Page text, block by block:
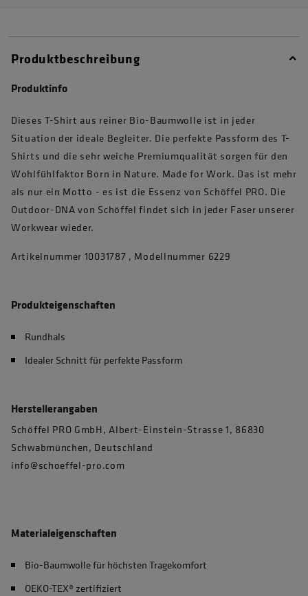
Produktbeschreibung
Produktinfo
Dieses T-Shirt aus reiner Bio-Baumwolle ist in jeder
Situation der ideale Begleiter. Die perfekte Passform des T-
Shirts und die sehr weiche Premiumqualität sorgen für den
Wohlfühlfaktor Born in Nature. Made for Work. Das ist mehr
als nur ein Motto - es ist die Essenz von Schöffel PRO. Die
Outdoor-DNA von Schöffel findet sich in jeder Faser unserer
Workwear wieder.
Artikelnummer 10031787 , Modellnummer 6229
Produkteigenschaften
Rundhals
Idealer Schnitt für perfekte Passform
Herstellerangaben
Schöffel PRO GmbH, Albert-Einstein-Strasse 1, 86830
Schwabmünchen, Deutschland
info@schoeffel-pro.com
Materialeigenschaften
Bio-Baumwolle für höchsten Tragekomfort
OEKO-TEX® zertifiziert